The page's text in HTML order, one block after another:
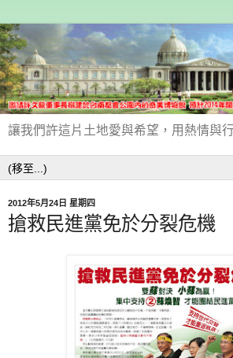
讓我們許這片土地愛與希望，用熱情與
2012年5月24日 星期四
搶救民進黨免於分裂危機